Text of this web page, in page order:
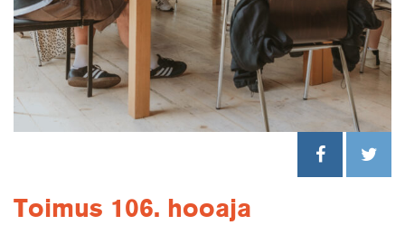
Toimus 106. hooaja